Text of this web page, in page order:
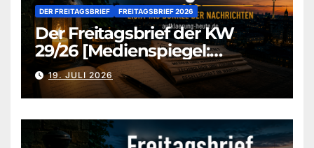
DER FREITAGSBRIEF FREITAGSBRIEF 2026
Der Freitagsbrief der KW
29/26 [Medienspiegel:
aufklaerung-heute.de]
19. JULI 2026